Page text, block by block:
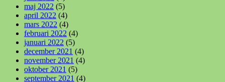
maj 2022 (5)
april 2022 (4)
mars 2022 (4)
februari 2022 (4)
januari 2022 (5)
december 2021 (4)
november 2021 (4)
oktober 2021 (5)
september 2021 (4)